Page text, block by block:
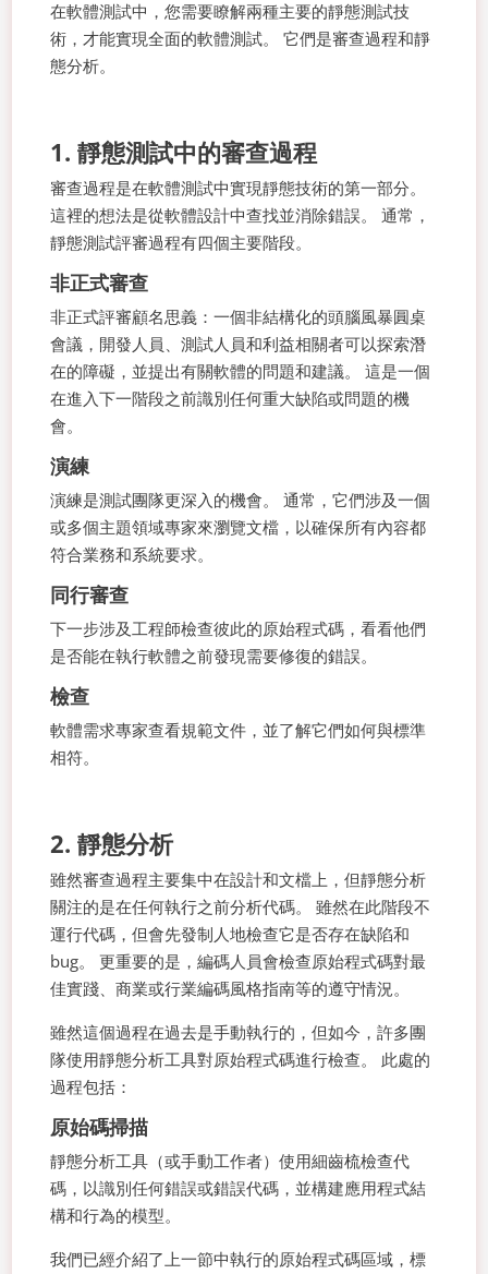
在軟體測試中，您需要瞭解兩種主要的靜態測試技
術，才能實現全面的軟體測試。 它們是審查過程和靜
態分析。
1. 靜態測試中的審查過程
審查過程是在軟體測試中實現靜態技術的第一部分。
這裡的想法是從軟體設計中查找並消除錯誤。 通常，
靜態測試評審過程有四個主要階段。
非正式審查
非正式評審顧名思義：一個非結構化的頭腦風暴圓桌
會議，開發人員、測試人員和利益相關者可以探索潛
在的障礙，並提出有關軟體的問題和建議。 這是一個
在進入下一階段之前識別任何重大缺陷或問題的機
會。
演練
演練是測試團隊更深入的機會。 通常，它們涉及一個
或多個主題領域專家來瀏覽文檔，以確保所有內容都
符合業務和系統要求。
同行審查
下一步涉及工程師檢查彼此的原始程式碼，看看他們
是否能在執行軟體之前發現需要修復的錯誤。
檢查
軟體需求專家查看規範文件，並了解它們如何與標準
相符。
2. 靜態分析
雖然審查過程主要集中在設計和文檔上，但靜態分析
關注的是在任何執行之前分析代碼。 雖然在此階段不
運行代碼，但會先發制人地檢查它是否存在缺陷和
bug。 更重要的是，編碼人員會檢查原始程式碼對最
佳實踐、商業或行業編碼風格指南等的遵守情況。
雖然這個過程在過去是手動執行的，但如今，許多團
隊使用靜態分析工具對原始程式碼進行檢查。 此處的
過程包括：
原始碼掃描
靜態分析工具（或手動工作者）使用細齒梳檢查代
碼，以識別任何錯誤或錯誤代碼，並構建應用程式結
構和行為的模型。
我們已經介紹了上一節中執行的原始程式碼區域，標